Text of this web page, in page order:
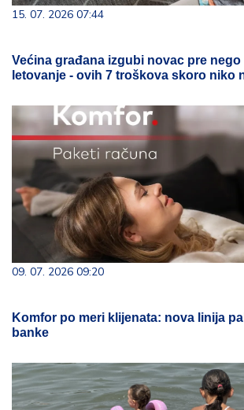
15. 07. 2026 07:44
Većina građana izgubi novac pre
letovanje - ovih 7 troškova skoro niko
09. 07. 2026 09:20
Komfor po meri klijenata: nova linija
banke